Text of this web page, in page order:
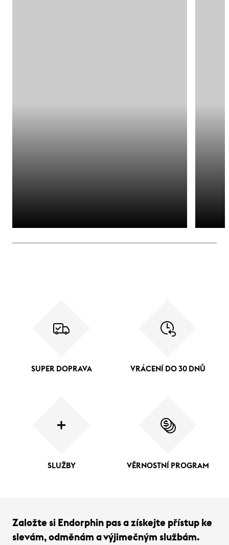
SUPER DOPRAVA VRÁCENÍ DO 30 DNŮ
SLUŽBY VĚRNOSTNÍ PROGRAM
Založte si Endorphin pas a získejte přístup ke
slevám, odměnám a výjimečným službám.